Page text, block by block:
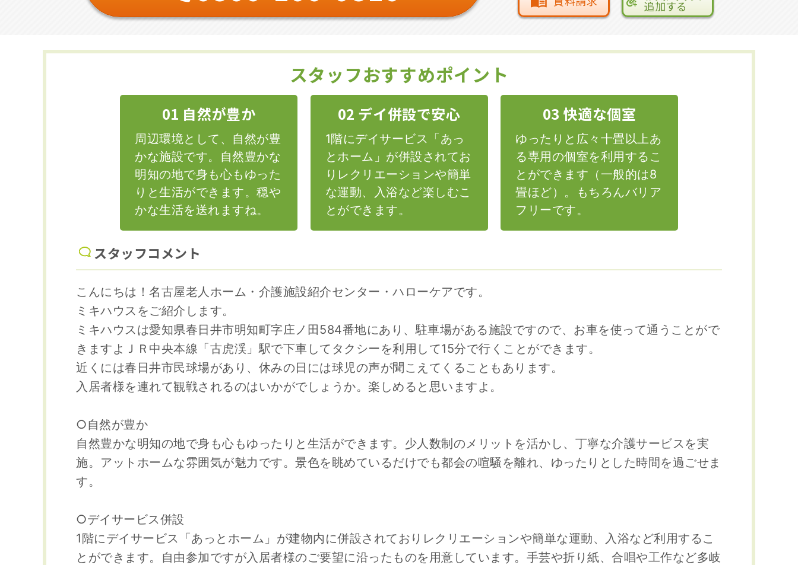
追加する
スタッフおすすめポイント
01 自然が豊か
周辺環境として、自然が豊
かな施設です。自然豊かな
明知の地で身も心もゆった
りと生活ができます。穏や
かな生活を送れますね。
02 デイ併設で安心
1階にデイサービス「あっ
とホーム」が併設されてお
りレクリエーションや簡単
な運動、入浴など楽しむこ
とができます。
03 快適な個室
ゆったりと広々十畳以上あ
る専用の個室を利用するこ
とができます（一般的は8
畳ほど）。もちろんバリア
フリーです。
スタッフコメント
こんにちは！名古屋老人ホーム・介護施設紹介センター・ハローケアです。
ミキハウスをご紹介します。
ミキハウスは愛知県春日井市明知町字庄ノ田584番地にあり、駐車場がある施設ですので、お車を使って通うことがで
きますよＪＲ中央本線「古虎渓」駅で下車してタクシーを利用して15分で行くことができます。
近くには春日井市民球場があり、休みの日には球児の声が聞こえてくることもあります。
入居者様を連れて観戦されるのはいかがでしょうか。楽しめると思いますよ。
○自然が豊か
自然豊かな明知の地で身も心もゆったりと生活ができます。少人数制のメリットを活かし、丁寧な介護サービスを実
施。アットホームな雰囲気が魅力です。景色を眺めているだけでも都会の喧騒を離れ、ゆったりとした時間を過ごせま
す。
○デイサービス併設
1階にデイサービス「あっとホーム」が建物内に併設されておりレクリエーションや簡単な運動、入浴など利用するこ
とができます。自由参加ですが入居者様のご要望に沿ったものを用意しています。手芸や折り紙、合唱や工作など多岐